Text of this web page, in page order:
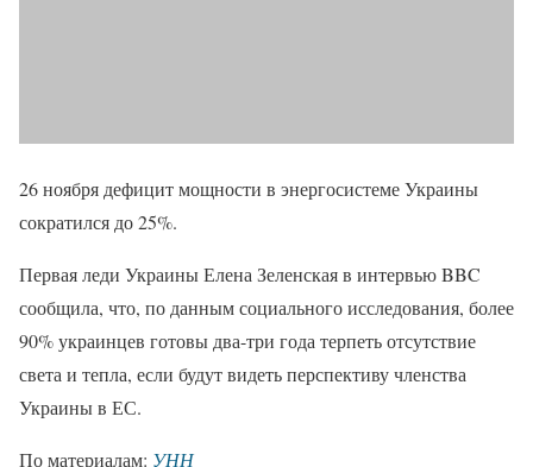
26 ноября дефицит мощности в энергосистеме Украины
сократился до 25%.
Первая леди Украины Елена Зеленская в интервью BBC
сообщила, что, по данным социального исследования, более
90% украинцев готовы два-три года терпеть отсутствие
света и тепла, если будут видеть перспективу членства
Украины в ЕС.
По материалам: УНН